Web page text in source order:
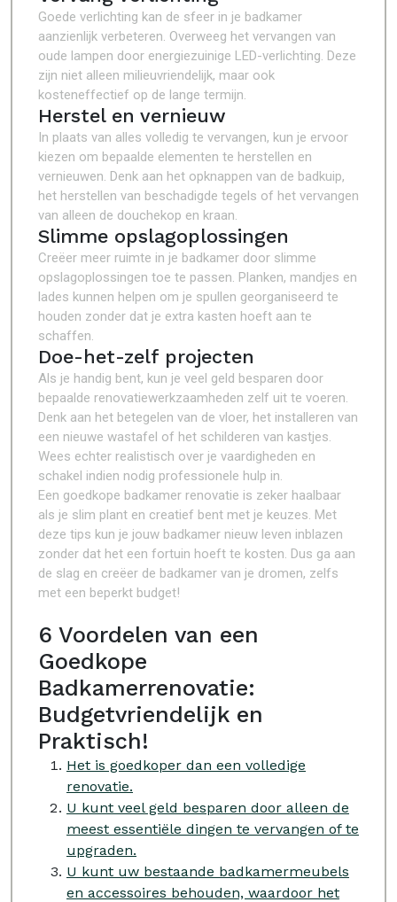
Goede verlichting kan de sfeer in je badkamer
aanzienlijk verbeteren. Overweeg het vervangen van
oude lampen door energiezuinige LED-verlichting. Deze
zijn niet alleen milieuvriendelijk, maar ook
kosteneffectief op de lange termijn.
Herstel en vernieuw
In plaats van alles volledig te vervangen, kun je ervoor
kiezen om bepaalde elementen te herstellen en
vernieuwen. Denk aan het opknappen van de badkuip,
het herstellen van beschadigde tegels of het vervangen
van alleen de douchekop en kraan.
Slimme opslagoplossingen
Creëer meer ruimte in je badkamer door slimme
opslagoplossingen toe te passen. Planken, mandjes en
lades kunnen helpen om je spullen georganiseerd te
houden zonder dat je extra kasten hoeft aan te
schaffen.
Doe-het-zelf projecten
Als je handig bent, kun je veel geld besparen door
bepaalde renovatiewerkzaamheden zelf uit te voeren.
Denk aan het betegelen van de vloer, het installeren van
een nieuwe wastafel of het schilderen van kastjes.
Wees echter realistisch over je vaardigheden en
schakel indien nodig professionele hulp in.
Een goedkope badkamer renovatie is zeker haalbaar
als je slim plant en creatief bent met je keuzes. Met
deze tips kun je jouw badkamer nieuw leven inblazen
zonder dat het een fortuin hoeft te kosten. Dus ga aan
de slag en creëer de badkamer van je dromen, zelfs
met een beperkt budget!
6 Voordelen van een
Goedkope
Badkamerrenovatie:
Budgetvriendelijk en
Praktisch!
Het is goedkoper dan een volledige
renovatie.
U kunt veel geld besparen door alleen de
meest essentiële dingen te vervangen of te
upgraden.
U kunt uw bestaande badkamermeubels
en accessoires behouden, waardoor het